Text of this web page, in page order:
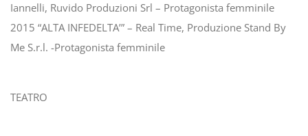
Iannelli, Ruvido Produzioni Srl – Protagonista femminile
2015 “ALTA INFEDELTA’” – Real Time, Produzione Stand By
Me S.r.l. -Protagonista femminile
TEATRO